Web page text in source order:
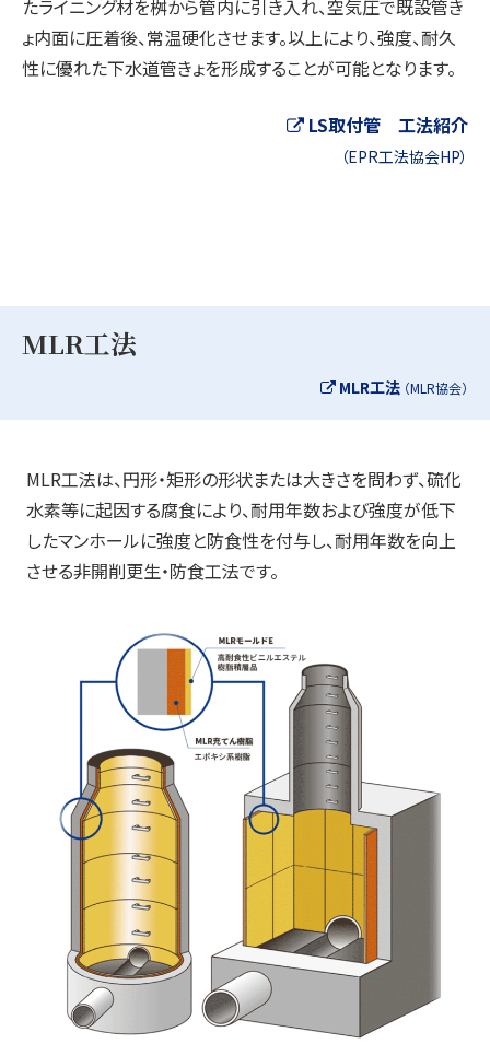
たライニング材を桝から管内に引き入れ、空気圧で既設管き
ょ内面に圧着後、常温硬化させます。以上により、強度、耐久
性に優れた下水道管きょを形成することが可能となります。
LS取付管 工法紹介
（EPR工法協会HP）
MLR工法
MLR工法 （MLR協会）
MLR工法は、円形・矩形の形状または大きさを問わず、硫化
水素等に起因する腐食により、耐用年数および強度が低下
したマンホールに強度と防食性を付与し、耐用年数を向上
させる非開削更生・防食工法です。